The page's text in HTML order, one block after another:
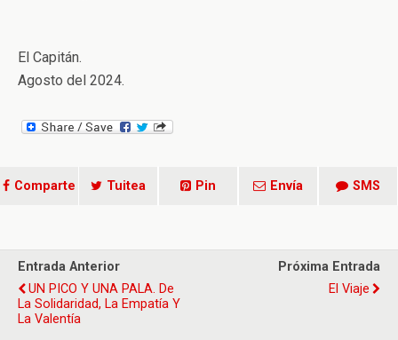
El Capitán.
Agosto del 2024.
Comparte Tuitea Pin Envía SMS
Entrada Anterior
UN PICO Y UNA PALA. De
La Solidaridad, La Empatía Y
La Valentía
Próxima Entrada
El Viaje